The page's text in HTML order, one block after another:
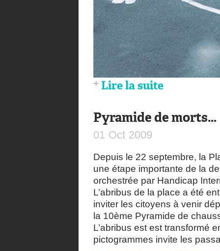
Lire la suite
Pyramide de morts…
01 Oct 2009
Depuis le 22 septembre, la
une étape importante de la
orchestrée par Handicap
L’abribus de la place a été
inviter les citoyens à venir
la 10ème Pyramide de
L’abribus est est transformé
pictogrammes invite les